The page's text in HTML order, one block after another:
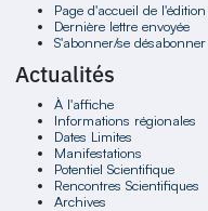
Page d'accueil de
Dernière lettre envoyée
S'abonner/se désabonner
Actualités
À l'affiche
Informations régionales
Dates Limites
Manifestations
Potentiel Scientifique
Rencontres Scientifiques
Archives